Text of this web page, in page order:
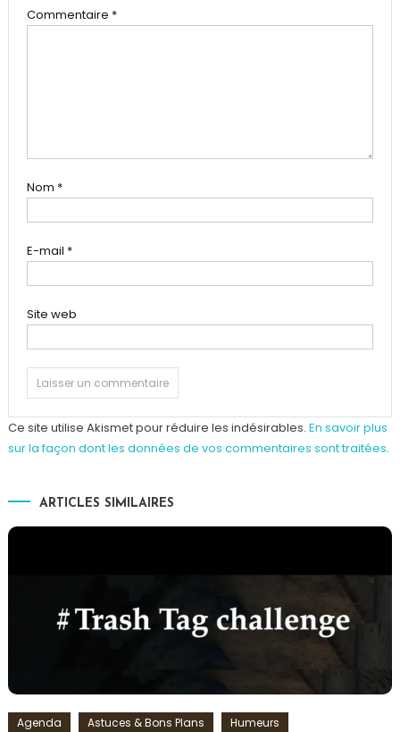
Commentaire *
Nom *
E-mail *
Site web
Ce site utilise Akismet pour réduire les indésirables. En savoir plus
sur la façon dont les données de vos commentaires sont traitées.
ARTICLES SIMILAIRES
Agenda Astuces & Bons Plans Humeurs